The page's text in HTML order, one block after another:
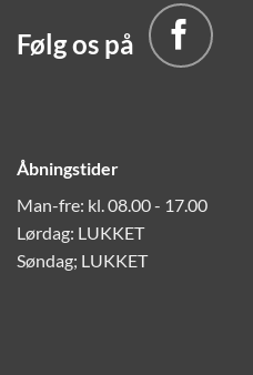
Følg os på
Åbningstider
Man-fre: kl. 08.00 - 17.00
Lørdag: LUKKET
Søndag; LUKKET